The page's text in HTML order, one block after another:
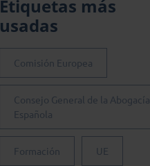
Etiquetas más
usadas
Comisión Europea
Consejo General de la Abogacía
Española
Formación UE